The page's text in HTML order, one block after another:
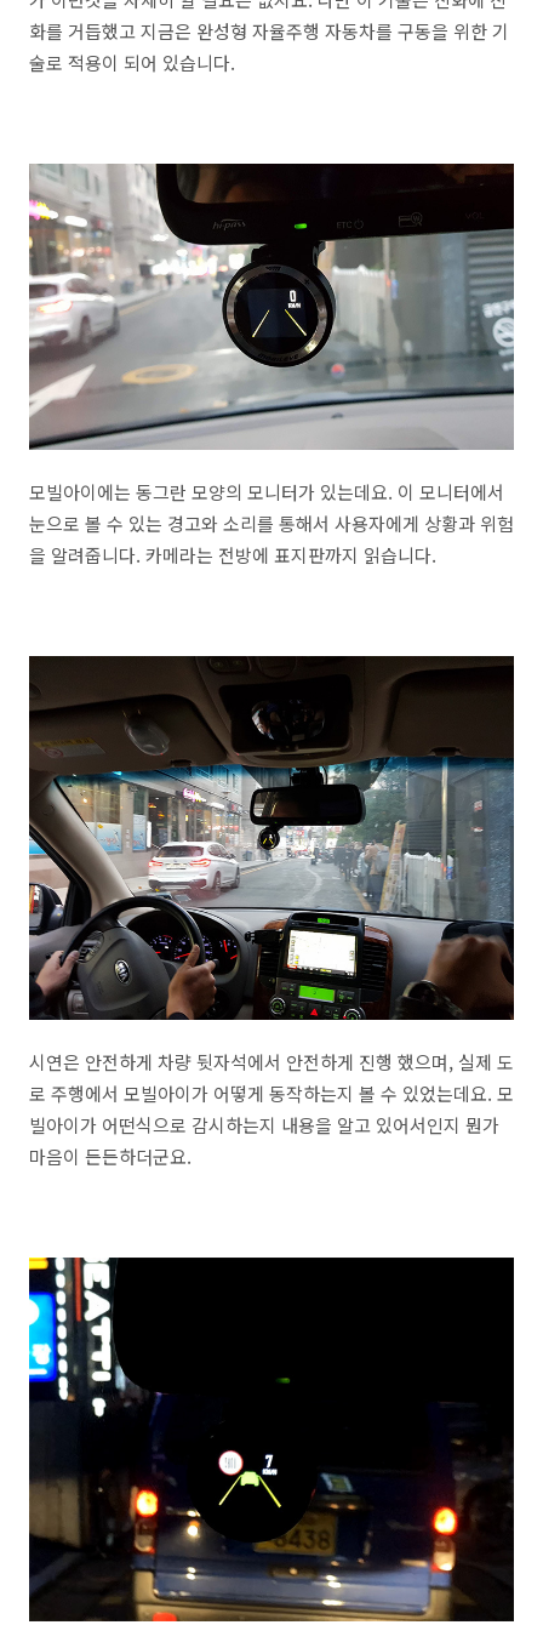
화를 거듭했고 지금은 완성형 자율주행 자동차를 구동을 위한 기
술로 적용이 되어 있습니다.
모빌아이에는 동그란 모양의 모니터가 있는데요. 이 모니터에서
눈으로 볼 수 있는 경고와 소리를 통해서 사용자에게 상황과 위험
을 알려줍니다. 카메라는 전방에 표지판까지 읽습니다.
시연은 안전하게 차량 뒷자석에서 안전하게 진행 했으며, 실제 도
로 주행에서 모빌아이가 어떻게 동작하는지 볼 수 있었는데요. 모
빌아이가 어떤식으로 감시하는지 내용을 알고 있어서인지 뭔가
마음이 든든하더군요.